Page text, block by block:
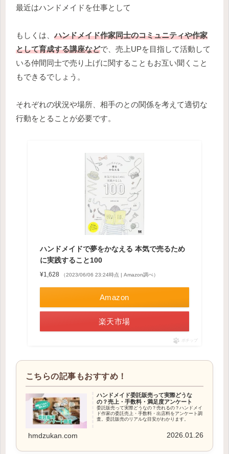
最近はハンドメイドを仕事として
もしくは、ハンドメイド作家同士のコミュニティや作家
として育成する講座などで、売上UPを目指して活動して
いる仲間同士で売り上げに関することもお互い聞くこと
もできるでしょう。
それぞれの状況や場所、相手のとの関係を考えて適切な
行動をとることが必要です。
ハンドメイドで夢をかなえる 本気で売るため
に実践すること100
¥1,628 （2023/06/06 23:24時点 | Amazon調べ）
Amazon
楽天市場
ポチップ
ハンドメイド委託販売って実際どうな
の？売上・手数料・満足度アンケート
委託販売って実際どうなの？売れるの？ハンドメイ
ド作家の委託売上・手数料・出店料をアンケート調
査。委託販売のリアルな目安がわかります。
hmdzukan.com 2026.01.26